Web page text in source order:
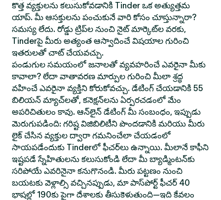
కొత్త వ్యక్తులను కలుసుకోవడానికి Tinder ఒక అత్యుత్తమ
యాప్. మీ ఆసక్తులను పంచుకునే వారి కోసం చూస్తున్నారా?
సమస్య లేదు. రోడ్డు ట్రిప్‌ల నుంచి నైట్ మార్కెట్‌ల వరకు,
Tinderపై మీరు అత్యంత ఆస్వాదించే విషయాల గురించి
ఇతరులతో చాట్ చేయవచ్చు.
పండుగుల సమయంలో జనాలతో వ్యవహరించే ఎవరైనా మీకు
కావాలా? లేదా వాతావరణ మార్పుల గురించి మీలా శ్రద్ధ
వహించే ఎవరైనా వ్యక్తిని కోరుకోవచ్చు. డేటింగ్ చేయడానికి 55
బిలియన్ మ్యాచ్‌లతో, కనెక్షన్‌లను ఏర్పరచడంలో మేం
అపరిచితులం కావు. ఆన్‌లైన్ డేటింగ్ మీ సంబంధం, ఇప్పుడు
మెరుగుపడింది: గరిష్ట విజిబిలిటీని పొందడానికి మరియు మీరు
లైక్ చేసిన వ్యక్తుల ద్వారా గమనించేలా చేయడంలో
సాయపడేందుకు Tinderలో ఫీచర్‌లు ఉన్నాయి. మీలానే కాఫీని
ఇష్టపడే స్నేహితులను కలుసుకోండి లేదా మీ బ్యాడ్మింటన్‌కు
సరిపోయే ఎవరినైనా కనుగొనండి. మీరు పట్టణం నుంచి
బయటకు వెళ్లాల్సి వచ్చినప్పుడు, మా పాస్‌పోర్ట్ ఫీచర్ 40
భాషల్లో 190కు పైగా దేశాలకు తీసుకెళుతుంది—ఇది కేవలం